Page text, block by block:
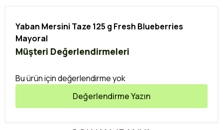
Yaban Mersini Taze 125 g Fresh Blueberries
Mayoral
Müşteri Değerlendirmeleri
Bu ürün için değerlendirme yok
Değerlendirme Yazın